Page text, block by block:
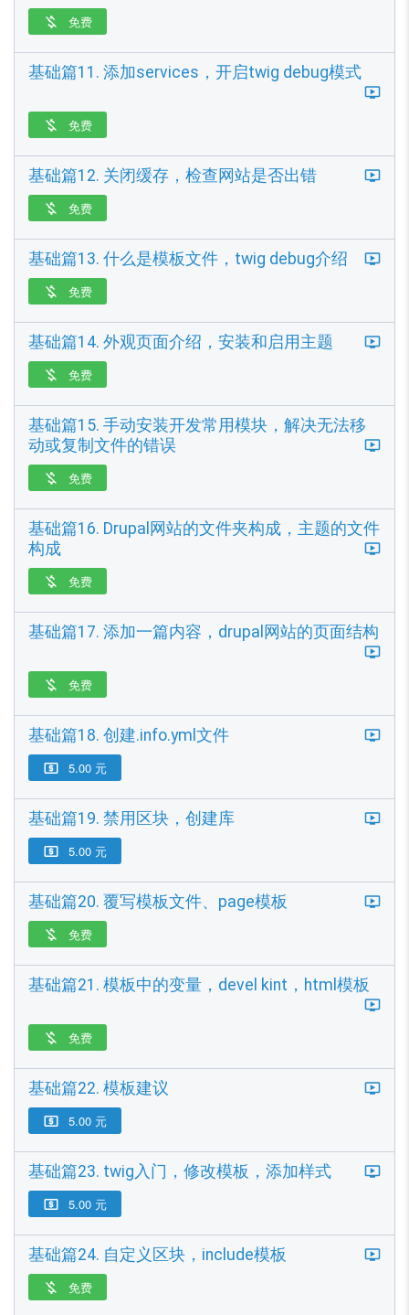
 免费
基础篇11. 添加services，开启twig debug模式
 免费
基础篇12. 关闭缓存，检查网站是否出错
 免费
基础篇13. 什么是模板文件，twig debug介绍
 免费
基础篇14. 外观页面介绍，安装和启用主题
 免费
基础篇15. 手动安装开发常用模块，解决无法移
动或复制文件的错误
 免费
基础篇16. Drupal网站的文件夹构成，主题的文件
构成
 免费
基础篇17. 添加一篇内容，drupal网站的页面结构
 免费
基础篇18. 创建.info.yml文件
 5.00 元
基础篇19. 禁用区块，创建库
 5.00 元
基础篇20. 覆写模板文件、page模板
 免费
基础篇21. 模板中的变量，devel kint，html模板
 免费
基础篇22. 模板建议
 5.00 元
基础篇23. twig入门，修改模板，添加样式
 5.00 元
基础篇24. 自定义区块，include模板
 免费